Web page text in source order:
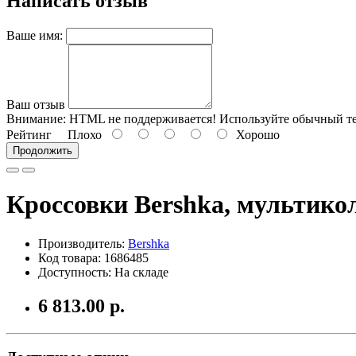
Ваше имя:
Ваш отзыв
Внимание: HTML не поддерживается! Используйте обычный
Рейтинг Плохо Хорошо
Продолжить
Кроссовки Bershka,
Производитель: Bershka
Код товара: 1686485
Доступность: На складе
6 813.00 р.